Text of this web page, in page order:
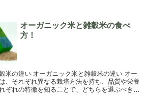
オーガニック米と雑穀米の食べ
方！
米の違い オーガニック米と雑穀米の違い オー
、それぞれ異なる栽培方法を持ち、品質や栄養
ぞれの特徴を知ることで、どちらを選ぶべきか